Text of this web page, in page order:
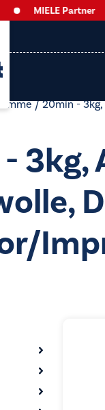
MIELE Partner
/ 20min -
3kg,